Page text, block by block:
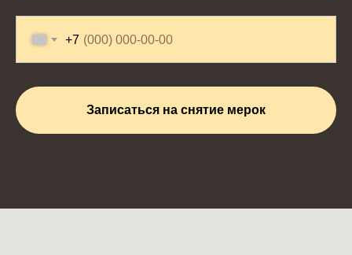
+7
Записаться на снятие мерок